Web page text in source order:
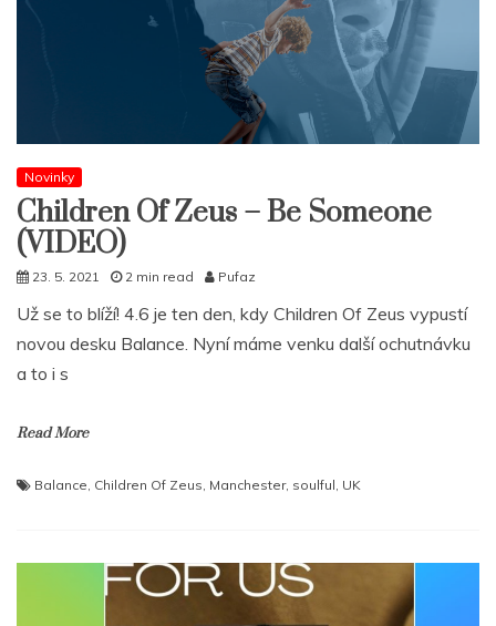
Novinky
Children Of Zeus – Be Someone
(VIDEO)
23. 5. 2021 2 min read Pufaz
Už se to blíží! 4.6 je ten den, kdy Children Of Zeus vypustí
novou desku Balance. Nyní máme venku další ochutnávku
a to i s
Read More
Balance, Children Of Zeus, Manchester, soulful, UK